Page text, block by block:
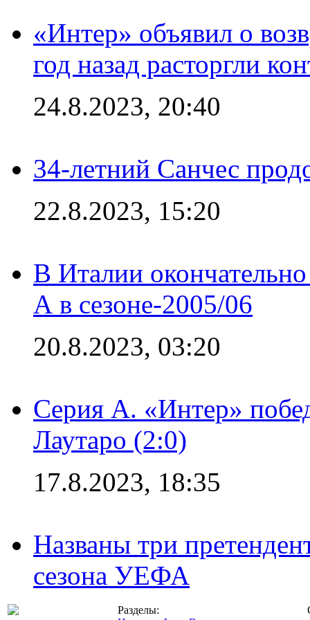
«Интер» объявил о
год назад расторгли
24.8.2023, 20:40
34-летний Санчес
22.8.2023, 15:20
В Италии
А в сезоне-2005/06
20.8.2023, 03:20
Серия А. «Интер»
Лаутаро (2:0)
17.8.2023, 18:35
Названы три
сезона УЕФА
Разделы: